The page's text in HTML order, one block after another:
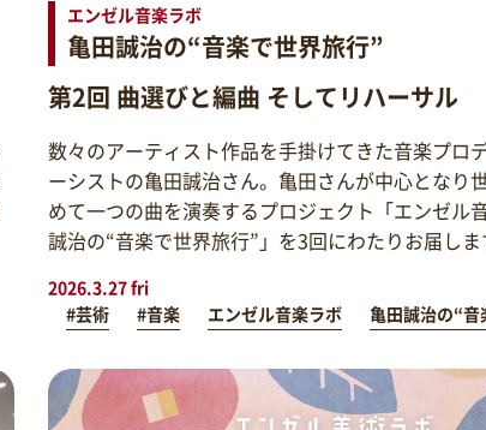
エンゼル音楽ラボ
亀田誠治の“音楽で世界旅行”
第2回 曲選びと編曲 そしてリハーサル
数々のアーティスト作品を手掛けてきた音楽プロ
ーシストの亀田誠治さん。亀田さんが中心となり
めて一つの曲を演奏するプロジェクト「エンゼ
誠治の“音楽で世界旅行”」を3回にわたりお届しま
2026.3.27 fri
#芸術
#音楽 エンゼル音楽ラボ 亀田誠治の“音